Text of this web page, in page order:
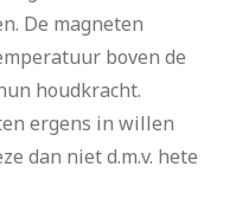
De magneten
boven de
houdkracht.
ergens in willen
dan niet d.m.v. hete